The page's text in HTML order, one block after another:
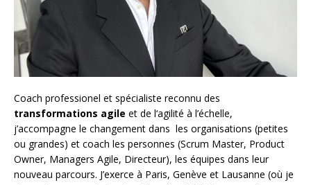
Coach professionel et spécialiste reconnu des
transformations agile et de l‘agilité à l’échelle,
j’accompagne le changement dans les organisations (petites
ou grandes) et coach les personnes (Scrum Master, Product
Owner, Managers Agile, Directeur), les équipes dans leur
nouveau parcours. J’exerce à Paris, Genève et Lausanne (où je